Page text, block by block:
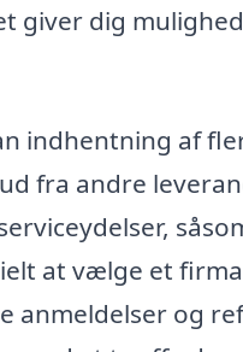
giver dig
indhentning af
fra andre
at vælge et
anmeldelser og